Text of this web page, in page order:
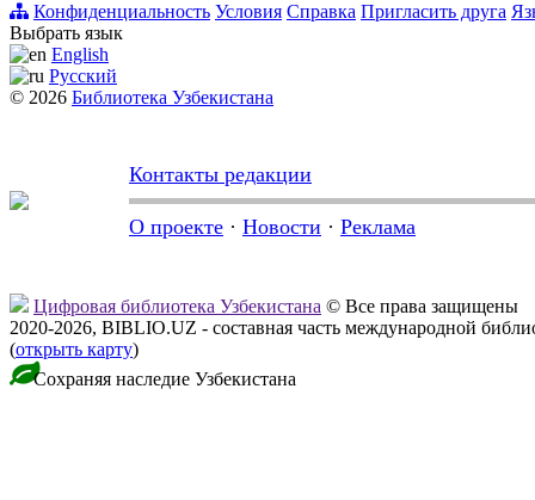
Конфиденциальность Условия Справка Пригласить друга
Выбрать язык
English
Русский
© 2026 Библиотека Узбекистана
Контакты редакции
О проекте · Новости · Реклама
Цифровая библиотека Узбекистана © Все права защищены
2020-2026, BIBLIO.UZ - составная часть международной
(открыть карту)
Сохраняя наследие Узбекистана